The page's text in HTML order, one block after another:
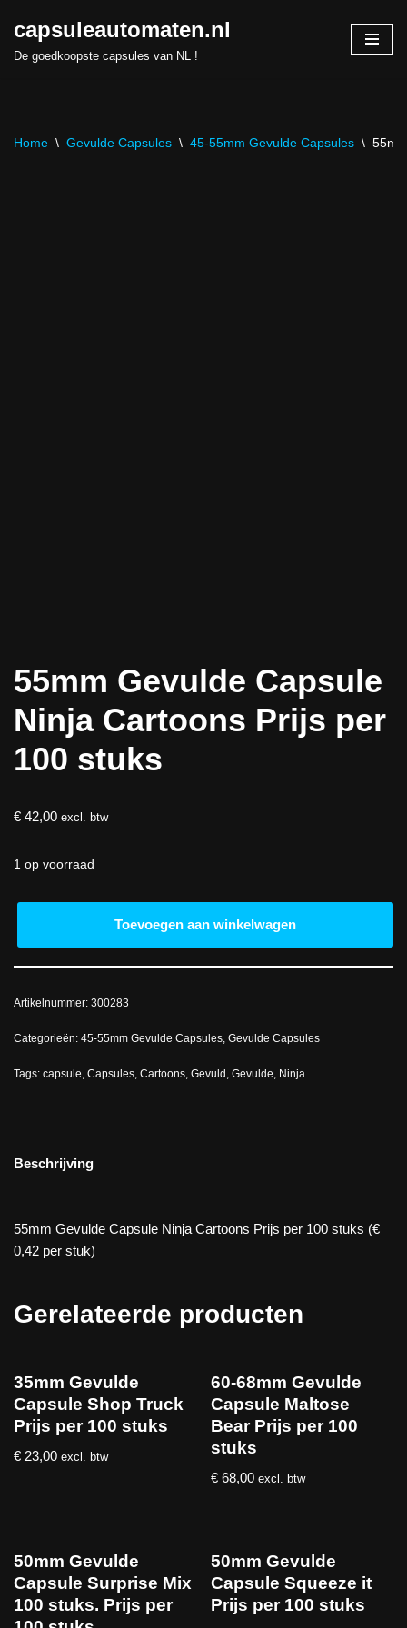
Skip
capsuleautomaten.nl
De goedkoopste capsules van NL !
Home \ Gevulde Capsules \ 45-55mm Gevulde Capsules \
55mm Gevulde Capsule
Ninja Cartoons Prijs per
100 stuks
€ 42,00 excl. btw
1 op voorraad
Toevoegen aan winkelwagen
Artikelnummer: 300283
Categorieën: 45-55mm Gevulde Capsules, Gevulde Capsules
Tags: capsule, Capsules, Cartoons, Gevuld, Gevulde, Ninja
Beschrijving
55mm Gevulde Capsule Ninja Cartoons Prijs per 100 stuks (€
0,42 per stuk)
Gerelateerde producten
35mm Gevulde
Capsule Shop Truck
Prijs per 100 stuks
€ 23,00 excl. btw
60-68mm Gevulde
Capsule Maltose
Bear Prijs per 100
stuks
€ 68,00 excl. btw
50mm Gevulde
Capsule Surprise Mix
100 stuks. Prijs per
50mm Gevulde
Capsule Squeeze it
Prijs per 100 stuks